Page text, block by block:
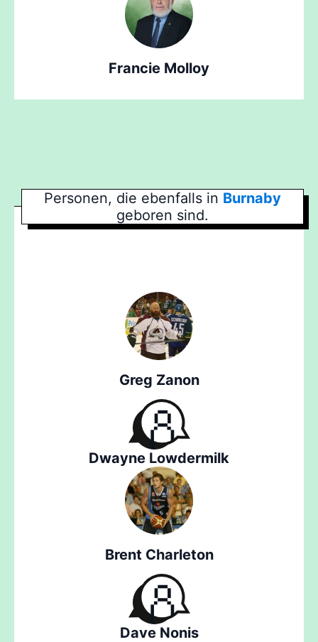
Francie Molloy
Personen, die ebenfalls in Burnaby
geboren sind.
Greg Zanon
Dwayne Lowdermilk
Brent Charleton
Dave Nonis